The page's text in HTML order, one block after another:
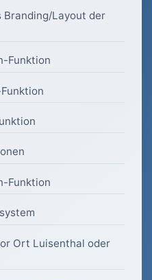
Branding/Layout der
Funktion
Funktion
Ort Luisenthal oder